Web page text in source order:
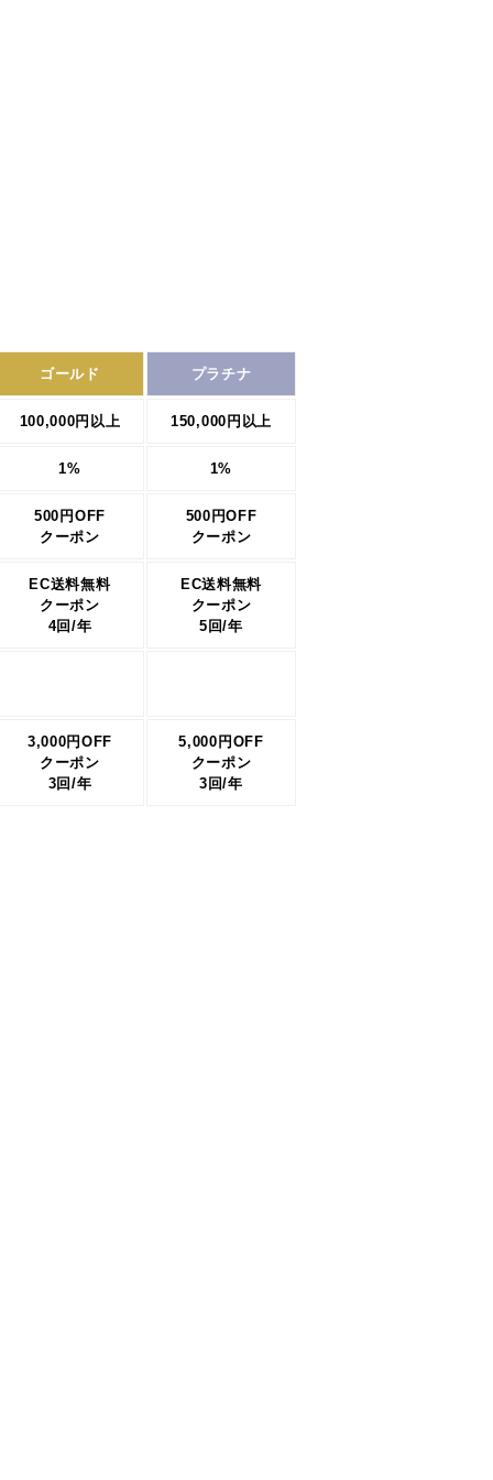
ゴールド プラチナ
100,000円以上 150,000円以上
1% 1%
500円OFF
クーポン
500円OFF
クーポン
EC送料無料
クーポン
4回/年
EC送料無料
クーポン
5回/年
3,000円OFF
クーポン
3回/年
5,000円OFF
クーポン
3回/年